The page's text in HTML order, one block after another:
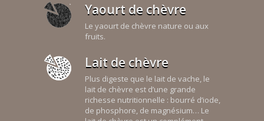
Yaourt de chèvre
Le yaourt de chèvre nature ou aux
fruits.
Lait de chèvre
Plus digeste que le lait de vache, le
lait de chèvre est d’une grande
richesse nutritionnelle : bourré d’iode,
de phosphore, de magnésium… Le